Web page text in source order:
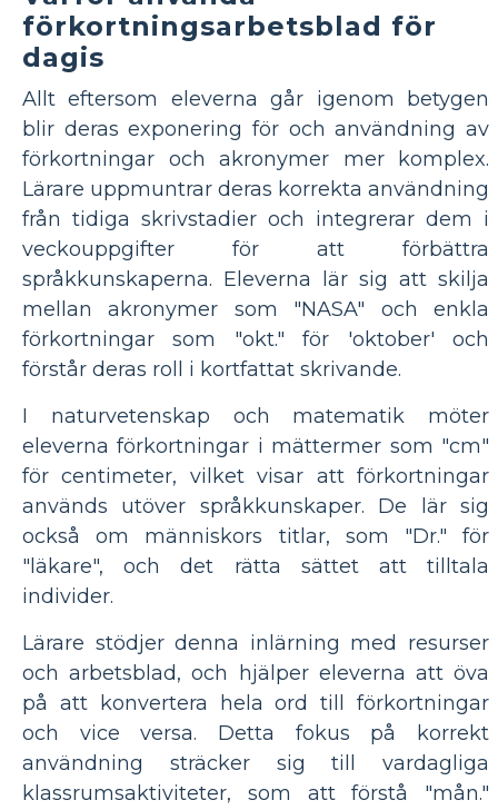
förkortningsarbetsblad för
dagis
Allt eftersom eleverna går igenom betygen
blir deras exponering för och användning av
förkortningar och akronymer mer komplex.
Lärare uppmuntrar deras korrekta användning
från tidiga skrivstadier och integrerar dem i
veckouppgifter för att förbättra
språkkunskaperna. Eleverna lär sig att skilja
mellan akronymer som "NASA" och enkla
förkortningar som "okt." för 'oktober' och
förstår deras roll i kortfattat skrivande.
I naturvetenskap och matematik möter
eleverna förkortningar i mättermer som "cm"
för centimeter, vilket visar att förkortningar
används utöver språkkunskaper. De lär sig
också om människors titlar, som "Dr." för
"läkare", och det rätta sättet att tilltala
individer.
Lärare stödjer denna inlärning med resurser
och arbetsblad, och hjälper eleverna att öva
på att konvertera hela ord till förkortningar
och vice versa. Detta fokus på korrekt
användning sträcker sig till vardagliga
klassrumsaktiviteter, som att förstå "mån."